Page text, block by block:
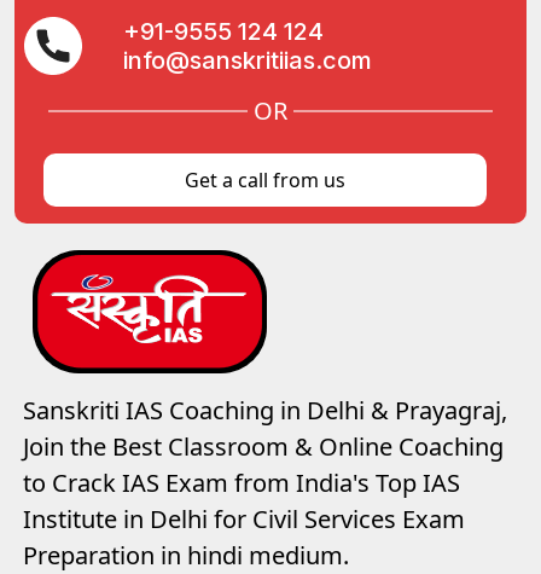
+91-9555 124 124
info@sanskritiias.com
OR
Get a call from us
Sanskriti IAS Coaching in Delhi & Prayagraj,
Join the Best Classroom & Online Coaching
to Crack IAS Exam from India's Top IAS
Institute in Delhi for Civil Services Exam
Preparation in hindi medium.